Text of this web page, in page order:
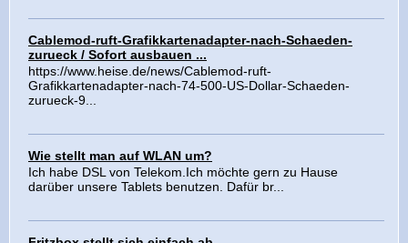
Cablemod-ruft-Grafikkartenadapter-nach-Schaeden-
zurueck / Sofort ausbauen ...
https://www.heise.de/news/Cablemod-ruft-
Grafikkartenadapter-nach-74-500-US-Dollar-Schaeden-
zurueck-9...
Wie stellt man auf WLAN um?
Ich habe DSL von Telekom.Ich möchte gern zu Hause
darüber unsere Tablets benutzen. Dafür br...